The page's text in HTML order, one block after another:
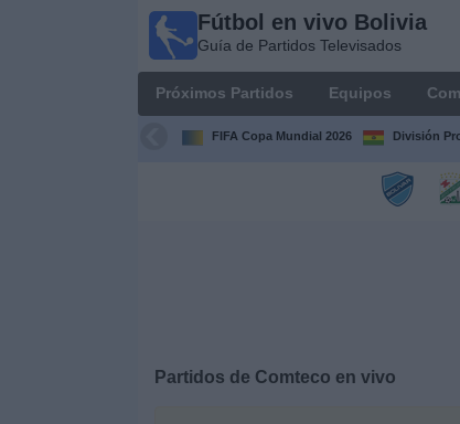
Fútbol en vivo Bolivia
Guía de Partidos Televisados
Próximos Partidos Equipos
FIFA Copa Mundial 2026 División
Partidos de Comteco en vivo